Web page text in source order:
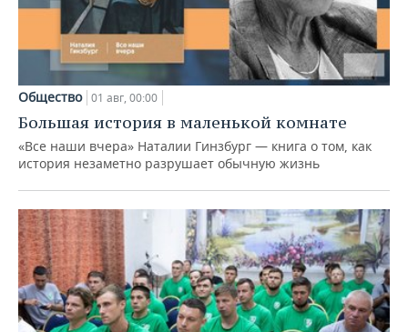
Общество 01 авг, 00:00
Большая история в маленькой комнате
«Все наши вчера» Наталии Гинзбург — книга о том, как
история незаметно разрушает обычную жизнь